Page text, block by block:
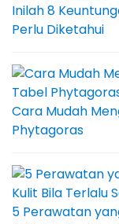
Inilah 8
Perlu Diketahui
Cara Mudah
Phytagoras
5 Perawatan